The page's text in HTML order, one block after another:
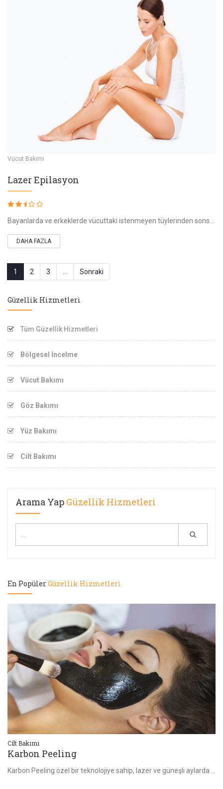
Vücut Bakımı
Lazer Epilasyon
DAHA FAZLA
1 2 3 Sonraki
Güzellik Hizmetleri
Tüm Güzellik Hizmetleri
Bölgesel İncelme
Vücut Bakımı
Göz Bakımı
Yüz Bakımı
Cilt Bakımı
Arama Yap Güzellik Hizmetleri
En PopülerGüzellik Hizmetleri
Göz Bakımı
İpek Kirpik
Var olan kirpikleriniz üzerine kirpik ekimi ile daha uzun kıvrık yoğun kirpik uygulamasıdır.